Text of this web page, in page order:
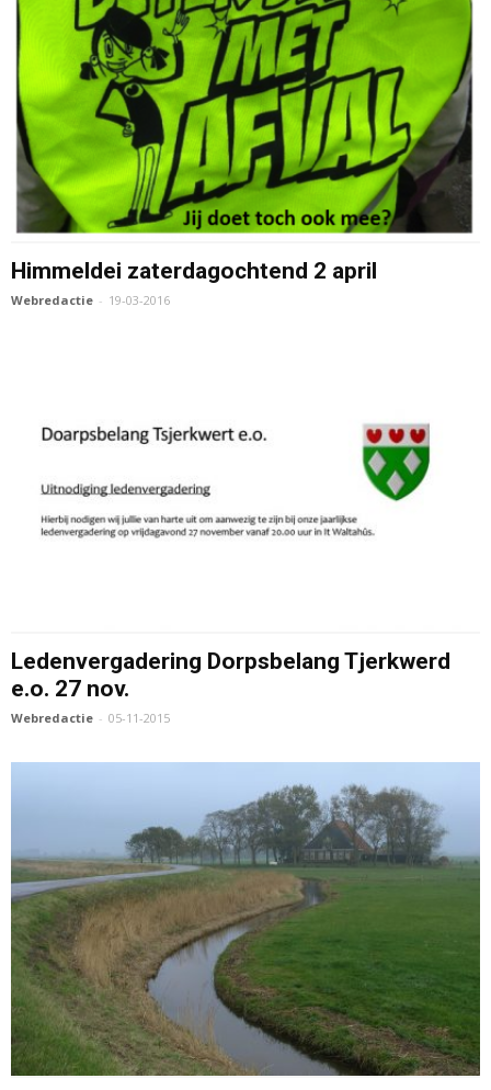
Himmeldei zaterdagochtend 2 april
Webredactie - 19-03-2016
Ledenvergadering Dorpsbelang Tjerkwerd
e.o. 27 nov.
Webredactie - 05-11-2015